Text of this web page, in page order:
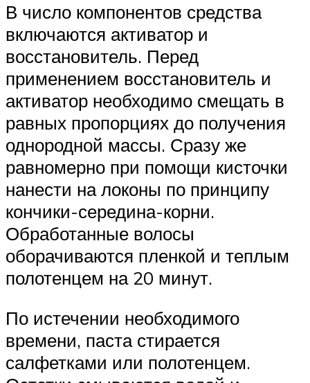
В число компонентов средства
включаются активатор и
восстановитель. Перед
применением восстановитель и
активатор необходимо смещать в
равных пропорциях до получения
однородной массы. Сразу же
равномерно при помощи кисточки
нанести на локоны по принципу
кончики-середина-корни.
Обработанные волосы
оборачиваются пленкой и теплым
полотенцем на 20 минут.
По истечении необходимого
времени, паста стирается
салфетками или полотенцем.